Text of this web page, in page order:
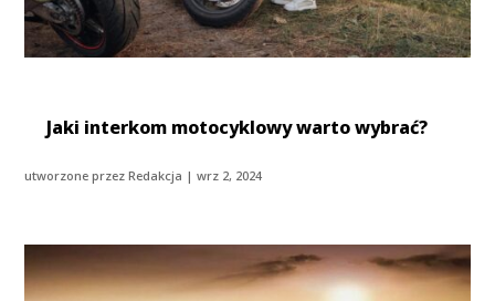
Jaki interkom motocyklowy warto wybrać?
utworzone przezRedakcja |wrz 2, 2024